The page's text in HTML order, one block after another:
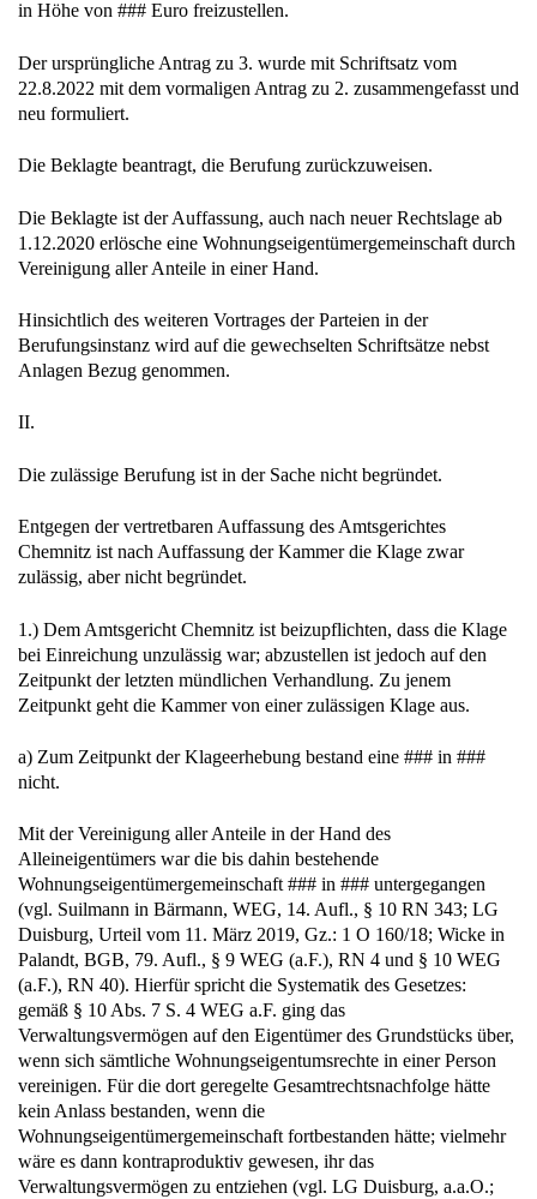
in Höhe von ### Euro freizustellen.
Der ursprüngliche Antrag zu 3. wurde mit Schriftsatz vom
22.8.2022 mit dem vormaligen Antrag zu 2. zusammengefasst und
neu formuliert.
Die Beklagte beantragt, die Berufung zurückzuweisen.
Die Beklagte ist der Auffassung, auch nach neuer Rechtslage ab
1.12.2020 erlösche eine Wohnungseigentümergemeinschaft durch
Vereinigung aller Anteile in einer Hand.
Hinsichtlich des weiteren Vortrages der Parteien in der
Berufungsinstanz wird auf die gewechselten Schriftsätze nebst
Anlagen Bezug genommen.
II.
Die zulässige Berufung ist in der Sache nicht begründet.
Entgegen der vertretbaren Auffassung des Amtsgerichtes
Chemnitz ist nach Auffassung der Kammer die Klage zwar
zulässig, aber nicht begründet.
1.) Dem Amtsgericht Chemnitz ist beizupflichten, dass die Klage
bei Einreichung unzulässig war; abzustellen ist jedoch auf den
Zeitpunkt der letzten mündlichen Verhandlung. Zu jenem
Zeitpunkt geht die Kammer von einer zulässigen Klage aus.
a) Zum Zeitpunkt der Klageerhebung bestand eine ### in ###
nicht.
Mit der Vereinigung aller Anteile in der Hand des
Alleineigentümers war die bis dahin bestehende
Wohnungseigentümergemeinschaft ### in ### untergegangen
(vgl. Suilmann in Bärmann, WEG, 14. Aufl., § 10 RN 343; LG
Duisburg, Urteil vom 11. März 2019, Gz.: 1 O 160/18; Wicke in
Palandt, BGB, 79. Aufl., § 9 WEG (a.F.), RN 4 und § 10 WEG
(a.F.), RN 40). Hierfür spricht die Systematik des Gesetzes:
gemäß § 10 Abs. 7 S. 4 WEG a.F. ging das
Verwaltungsvermögen auf den Eigentümer des Grundstücks über,
wenn sich sämtliche Wohnungseigentumsrechte in einer Person
vereinigen. Für die dort geregelte Gesamtrechtsnachfolge hätte
kein Anlass bestanden, wenn die
Wohnungseigentümergemeinschaft fortbestanden hätte; vielmehr
wäre es dann kontraproduktiv gewesen, ihr das
Verwaltungsvermögen zu entziehen (vgl. LG Duisburg, a.a.O.;